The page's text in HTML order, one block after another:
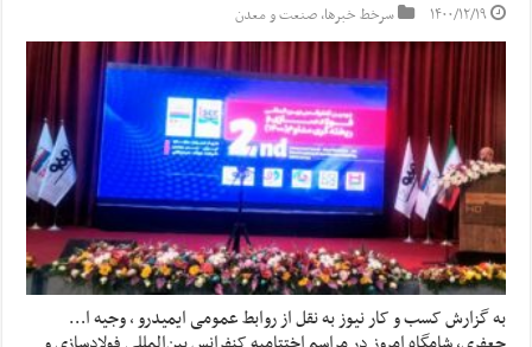
۱۴۰۰/۱۲/۱۹ سرخط خبرها,صنعت و معدن
به گزارش کسب و کار نیوز به نقل از روابط عمومی ایمیدرو ، وجیه ا…